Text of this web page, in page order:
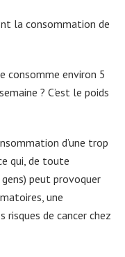
la consommation de
consomme environ 5
? C’est le poids
d’une trop
qui, de toute
peut provoquer
une
de cancer chez